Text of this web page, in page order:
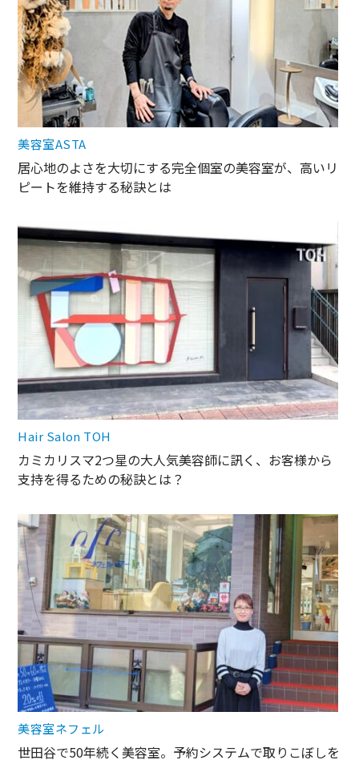
美容室ASTA
居心地のよさを大切にする完全個室の美容室が、高いリ
ピートを維持する秘訣とは
Hair Salon TOH
カミカリスマ2つ星の大人気美容師に訊く、お客様から
支持を得るための秘訣とは？
美容室ネフェル
世田谷で50年続く美容室。予約システムで取りこぼしを